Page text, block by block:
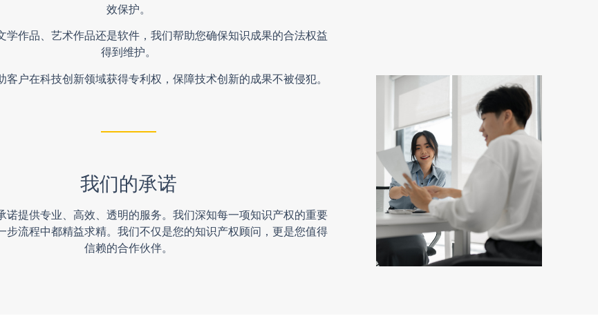
效保护。
学作品、艺术作品还是软件，我们帮助您确保知识成果的合法权益
得到维护。
客户在科技创新领域获得专利权，保障技术创新的成果不被侵犯。
我们的承诺
诺提供专业、高效、透明的服务。我们深知每一项知识产权的重要
步流程中都精益求精。我们不仅是您的知识产权顾问，更是您值得
信赖的合作伙伴。